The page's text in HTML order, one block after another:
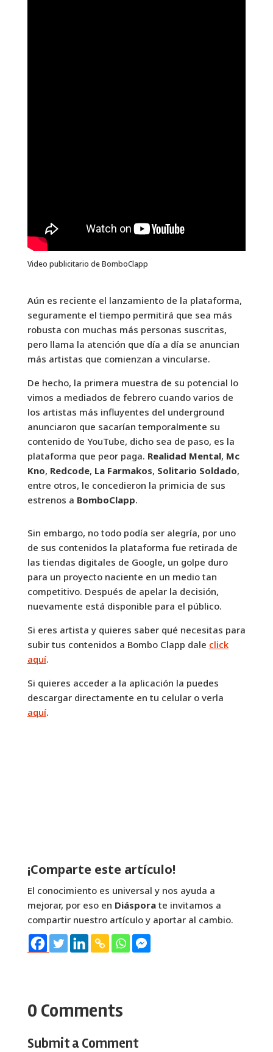
Video publicitario de BomboClapp
Aún es reciente el lanzamiento de la plataforma,
seguramente el tiempo permitirá que sea más
robusta con muchas más personas suscritas,
pero llama la atención que día a día se anuncian
más artistas que comienzan a vincularse.
De hecho, la primera muestra de su potencial lo
vimos a mediados de febrero cuando varios de
los artistas más influyentes del underground
anunciaron que sacarían temporalmente su
contenido de YouTube, dicho sea de paso, es la
plataforma que peor paga. Realidad Mental, Mc
Kno, Redcode, La Farmakos, Solitario Soldado,
entre otros, le concedieron la primicia de sus
estrenos a BomboClapp.
Sin embargo, no todo podía ser alegría, por uno
de sus contenidos la plataforma fue retirada de
las tiendas digitales de Google, un golpe duro
para un proyecto naciente en un medio tan
competitivo. Después de apelar la decisión,
nuevamente está disponible para el público.
Si eres artista y quieres saber qué necesitas para
subir tus contenidos a Bombo Clapp dale click
aquí.
Si quieres acceder a la aplicación la puedes
descargar directamente en tu celular o verla
aquí.
¡Comparte este artículo!
El conocimiento es universal y nos ayuda a
mejorar, por eso en Diásporate invitamos a
compartir nuestro artículo y aportar al cambio.
0 Comments
Submit a Comment